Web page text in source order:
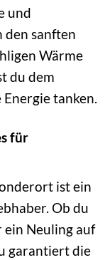
und
den sanften
Wärme
du dem
tanken.
für
ist ein
Ob du
ein Neuling auf
garantiert die